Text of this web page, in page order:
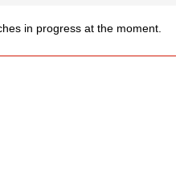
in progress at the moment.